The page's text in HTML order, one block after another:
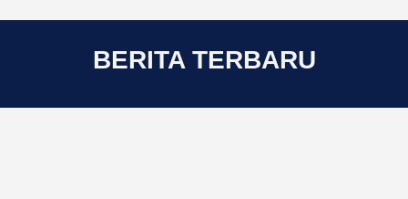
BERITA TERBARU